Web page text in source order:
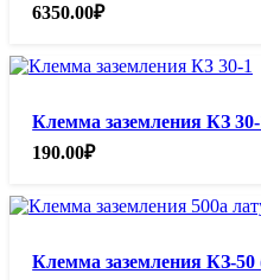
6350.00₽
Клемма заземления КЗ
190.00₽
Клемма заземления КЗ-50